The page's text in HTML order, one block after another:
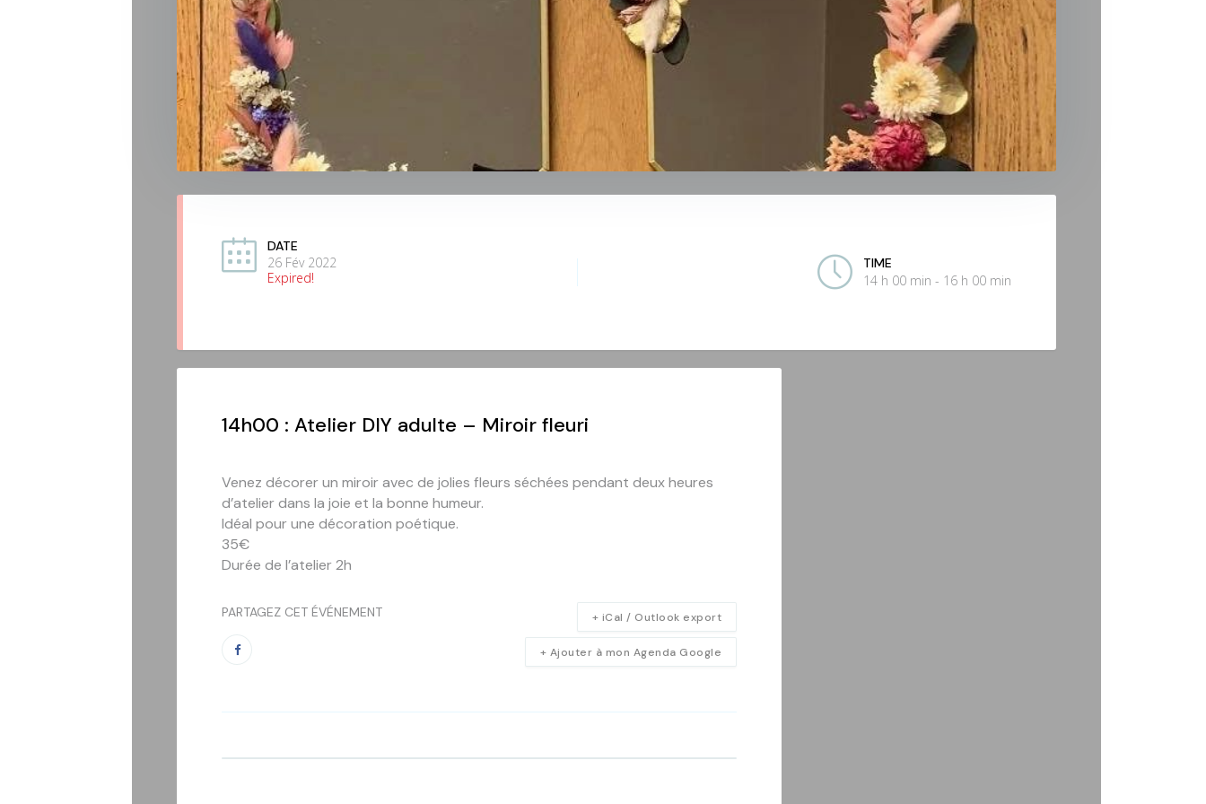
DATE
26 Fév 2022
Expired!
TIME
14 h 00 min - 16 h 00 min
14h00 : Atelier DIY adulte – Miroir fleuri
Venez décorer un miroir avec de jolies fleurs séchées pendant deux heures
d’atelier dans la joie et la bonne humeur.
Idéal pour une décoration poétique.
35€
Durée de l’atelier 2h
PARTAGEZ CET ÉVÉNEMENT
+ Ajouter à mon Agenda Google
+ iCal / Outlook export